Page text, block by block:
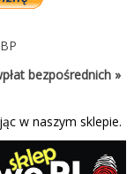
bezpośrednich »
w naszym sklepie.